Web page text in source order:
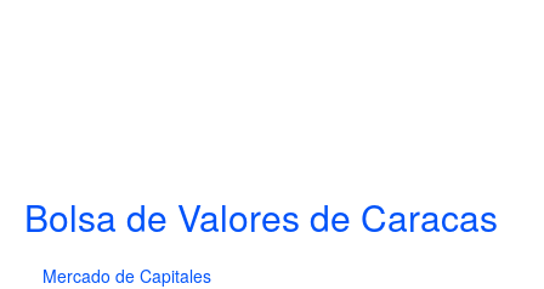
Bolsa de Valores de Caracas
Mercado de Capitales